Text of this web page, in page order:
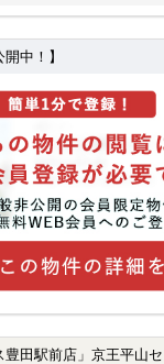
中！】
店」京王平山センターハイツ|日野